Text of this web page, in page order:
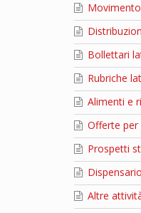
Bollettari
Rubriche
Alimenti e
Offerte per
Prospetti
Altre